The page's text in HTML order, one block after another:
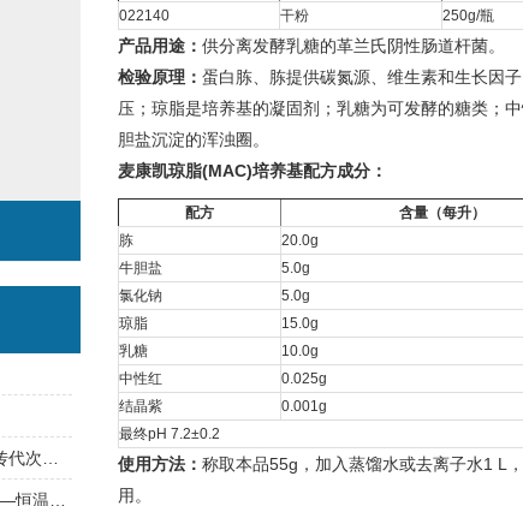
022140
干粉 250g/瓶
产品用途： 供分离发酵乳糖的革兰氏阴性肠道杆菌。
检验原理： 蛋白胨、胨提供碳氮源、维生素和生长因
压；琼脂是培养基的凝固剂；乳糖为可发酵的糖类；
胆盐沉淀的浑浊圈。
麦康凯琼脂(MAC)培养基配方成分：
配方
含量（每升）
胨
20.0g
牛胆盐
5.0g
氯化钠
5.0g
琼脂
15.0g
乳糖
10.0g
中性红
0.025g
结晶紫
0.001g
最终pH 7.2±0.2
使用方法： 称取本品55g，加入蒸馏水或去离子水1 L
用。